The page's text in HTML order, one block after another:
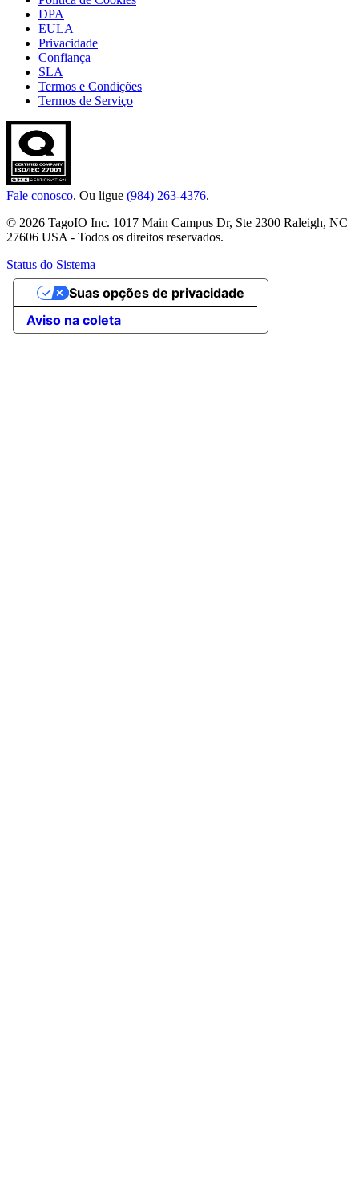
DPA
EULA
Privacidade
Confiança
SLA
Termos e Condições
Termos de Serviço
Fale conosco. Ou ligue (984) 263-4376.
© 2026 TagoIO Inc. 1017 Main Campus Dr, Ste 2300 Raleigh, NC
27606 USA - Todos os direitos reservados.
Status do Sistema
Aviso na coleta
Suas opções de privacidade